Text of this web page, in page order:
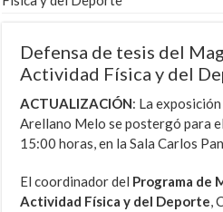
Defensa de tesis del
Actividad Física y del
ACTUALIZACIÓN: La
Arellano Melo se postergó para
15:00 horas, en la Sala Carlos
El coordinador del Programa de
Actividad Física y del Deporte,